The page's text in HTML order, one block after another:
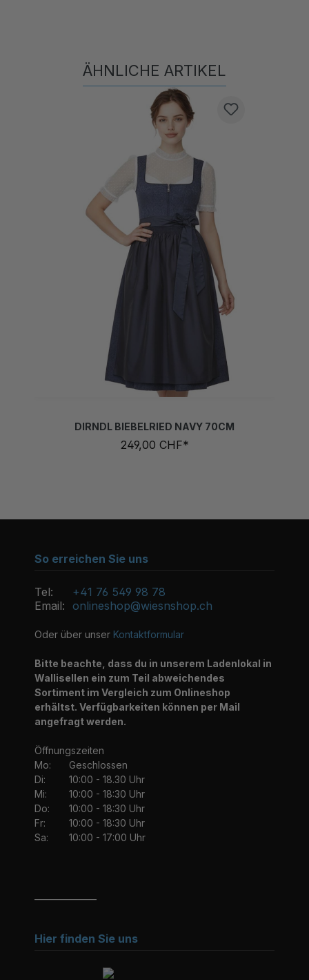
Produktgalerie überspringen
249,00 CHF*
So erreichen Sie uns
Tel:
+41 76 549 98 78
Email: onlineshop@wiesnshop.ch
Oder über unser Kontaktformular
Bitte beachte, dass du in unserem Ladenlokal in
Wallisellen ein zum Teil abweichendes
Sortiment im Vergleich zum Onlineshop
erhältst. Verfügbarkeiten können per Mail
angefragt werden.
Öffnungszeiten
Mo:
Geschlossen
Di:
10:00 - 18.30 Uhr
Mi:
10:00 - 18:30 Uhr
Do:
10:00 - 18:30 Uhr
Fr:
10:00 - 18:30 Uhr
Sa:
10:00 - 17:00 Uhr
Hier finden Sie uns